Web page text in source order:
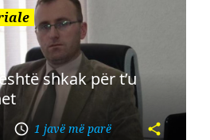
shkak për t’u
1 javë më parë